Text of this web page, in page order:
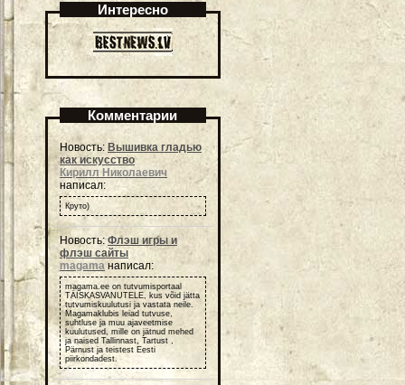
Интересно
Комментарии
Новость: Вышивка гладью
как искусство
Кирилл Николаевич
написал:
Круто)
Новость:Флэш игры и
флэш сайты
magama написал:
magama.ee on tutvumisportaal
TÄISKASVANUTELE, kus võid jätta
tutvumiskuulutusi ja vastata neile.
Magamaklubis leiad tutvuse,
suhtluse ja muu ajaveetmise
kuulutused, mille on jätnud mehed
ja naised Tallinnast, Tartust ,
Pärnust ja teistest Eesti
piirkondadest.